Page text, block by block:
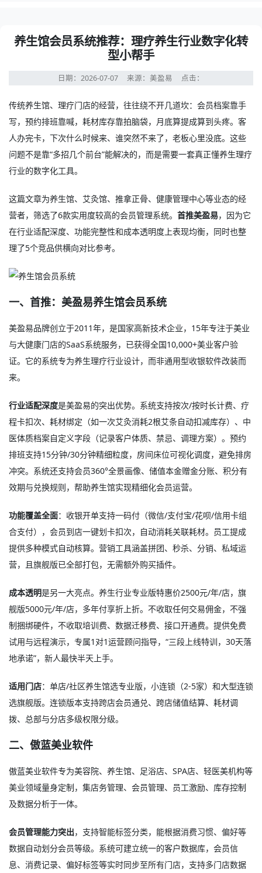
养生馆会员系统推荐：理疗养生行业数字化转
型小帮手
日期：2026-07-07 来源：美盈易 点击：
传统养生馆、理疗门店的经营，往往绕不开几道坎：会员档案靠手
写，预约排班靠喊，耗材库存靠拍脑袋，月底算提成算到头疼。客
人办完卡，下次什么时候来、谁突然不来了，老板心里没底。这些
问题不是靠“多招几个前台”能解决的，而是需要一套真正懂养生理疗
行业的数字化工具。
这篇文章为养生馆、艾灸馆、推拿正骨、健康管理中心等业态的经
营者，筛选了6款实用度较高的会员管理系统。 首推美盈易，因为它
在行业适配深度、功能完整性和成本透明度上表现均衡，同时也整
理了5个竞品供横向对比参考。
一、首推：美盈易养生馆会员系统
美盈易品牌创立于2011年，是国家高新技术企业，15年专注于美业
与大健康门店的SaaS系统服务，已获得全国10,000+美业客户验
证。它的系统专为养生理疗行业设计，而非通用型收银软件改装而
来。
行业适配深度是美盈易的突出优势。系统支持按次/按时长计费、疗
程卡扣次、耗材绑定（如一次艾灸消耗2根艾条自动扣减库存）、中
医体质档案自定义字段（记录客户体质、禁忌、调理方案）。预约
排班支持15分钟/30分钟精细粒度，房间床位可视化调度，避免排房
冲突。系统还支持会员360°全景画像、储值本金赠金分账、积分有
效期与兑换规则，帮助养生馆实现精细化会员运营。
功能覆盖全面：收银开单支持一码付（微信/支付宝/花呗/信用卡组
合支付），会员到店一键划卡扣次，自动消耗关联耗材。员工提成
提供多种模式自动核算。营销工具涵盖拼团、秒杀、分销、私域运
营，且旗舰版已全部打包，无需额外购买插件。
成本透明是另一大亮点。养生行业专业版特惠价2500元/年/店，旗
舰版5000元/年/店，多年付享折上折。不收取任何交易佣金，不强
制捆绑硬件，不收取培训费、数据迁移费、接口开通费。提供免费
试用与远程演示，专属1对1运营顾问指导，“三段上线特训，30天落
地承诺”，新人最快半天上手。
适用门店：单店/社区养生馆选专业版，小连锁（2-5家）和大型连锁
选旗舰版。连锁版本支持跨店会员通兑、跨店储值结算、耗材调
拨、总部与分店多级权限分级。
二、傲蓝美业软件
傲蓝美业软件专为美容院、养生馆、足浴店、SPA店、轻医美机构等
美业领域量身定制，集店务管理、会员管理、员工激励、库存控制
及数据分析于一体。
会员管理能力突出，支持智能标签分类，能根据消费习惯、偏好等
数据自动划分会员等级。系统可建立统一的客户数据库，会员信
息、消费记录、偏好标签等实时同步至所有门店，支持多门店数据